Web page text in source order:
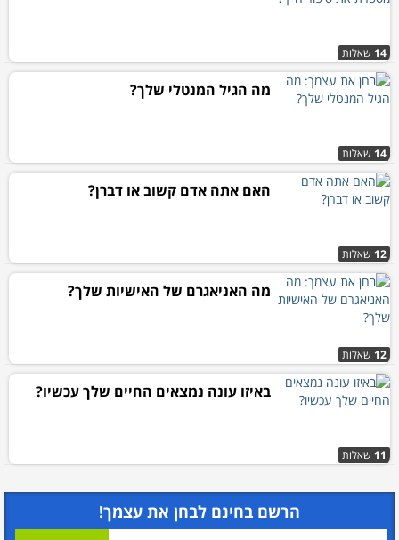
14 שאלות
14 שאלות
מה הגיל המנטלי שלך?
12 שאלות
האם אתה אדם קשוב או דברן?
12 שאלות
מה האניאגרם של האישיות שלך?
11 שאלות
באיזו עונה נמצאים החיים שלך עכשיו?
הרשם בחינם לבחן את עצמך!